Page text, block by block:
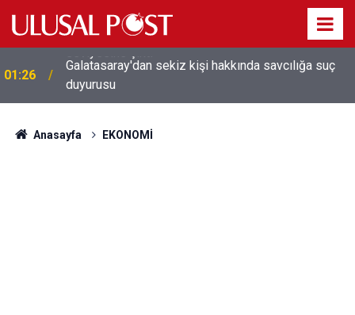
01:26
Galatasaray'dan sekiz kişi hakkında savcılığa suç
duyurusu
Anasayfa EKONOMİ